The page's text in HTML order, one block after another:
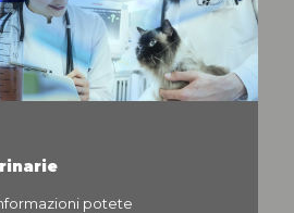
potete